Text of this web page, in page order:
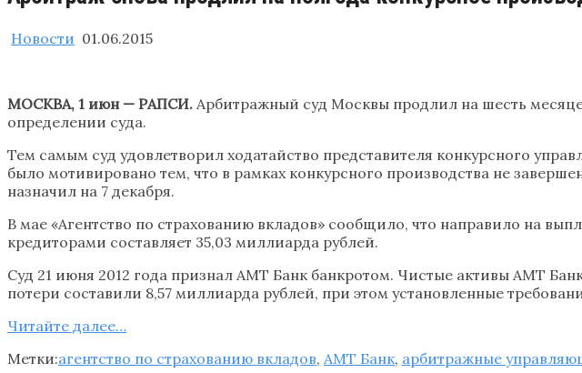
Новости 01.06.2015
МОСКВА, 1 июн — РАПСИ. Арбитражный суд Москвы продлил на шесть
определении суда.
Тем самым суд удовлетворил ходатайство представителя конкурсного
было мотивировано тем, что в рамках конкурсного производства не
назначил на 7 декабря.
В мае «Агентство по страхованию вкладов» сообщило, что направило на
кредиторами составляет 35,03 миллиарда рублей.
Суд 21 июня 2012 года признал АМТ Банк банкротом. Чистые активы АМТ
потери составили 8,57 миллиарда рублей, при этом установленные
Читайте далее…
Метки:агентство по страхованию вкладов, АМТ Банк, арбитражные